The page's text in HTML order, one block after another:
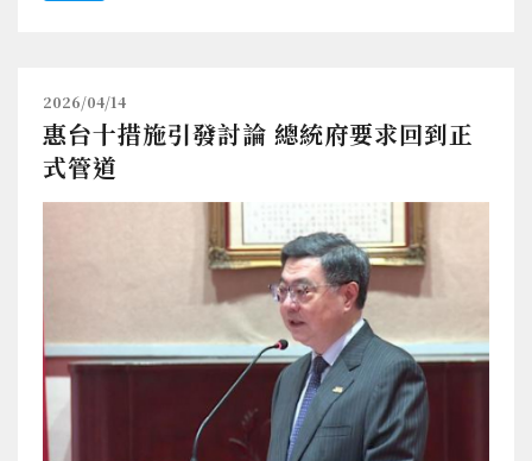
2026/04/14
惠台十措施引發討論 總統府要求回到正
式管道